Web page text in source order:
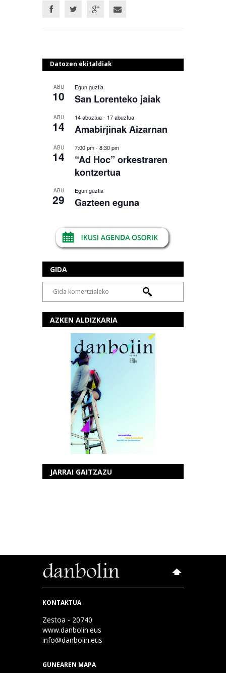
Datozen ekitaldiak
ABU
10
Egun guztia
San Lorenteko jaiak
ABU
14
14 abuztua- 17 abuztua
Amabirjinak Aizarnan
ABU
14
7:00 pm- 8:30 pm
“Ad Hoc” orkestraren
kontzertua
ABU
29
Egun guztia
Gazteen eguna
GIDA
AZKEN ALDIZKARIA
JARRAI GAITZAZU
KONTAKTUA
Zestoa - 20740
www.danbolin.eus
info@danbolin.eus
GUNEAREN MAPA